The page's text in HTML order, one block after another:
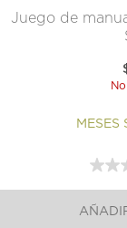
Juego de
MESES